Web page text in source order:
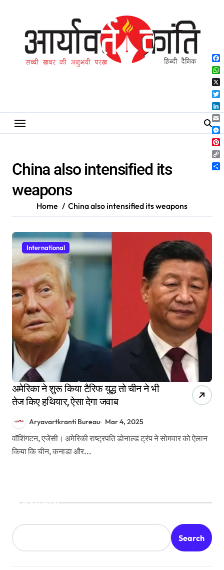
China also intensified its
weapons
Home China also intensified its weapons
International
अमेरिका ने शुरू किया टैरिफ युद्ध तो चीन ने भी
तेज किए हथियार, ऐसा देगा जवाब
Aryavartkranti Bureau Mar 4, 2025
वॉशिंगटन, एजेंसी। अमेरिकी राष्ट्रपति डोनाल्ड ट्रंप ने सोमवार को ऐलान
किया कि चीन, कनाडा और...
Search
Search
X